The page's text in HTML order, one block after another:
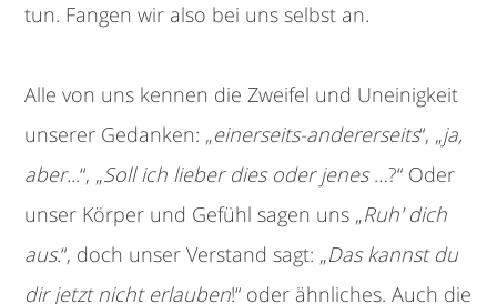
tun. Fangen wir also bei uns selbst an.
Alle von uns kennen die Zweifel und Uneinigkeit
unserer Gedanken: „einerseits-andererseits“, „ja,
aber...“, „Soll ich lieber dies oder jenes…?“ Oder
unser Körper und Gefühl sagen uns „Ruh' dich
aus.“, doch unser Verstand sagt: „Das kannst du
dir jetzt nicht erlauben!“ oder ähnliches. Auch die